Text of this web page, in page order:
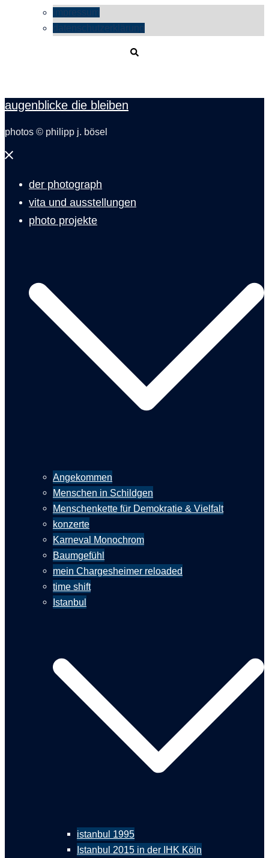
impressum
datenschutzerklärung
augenblicke die bleiben
photos © philipp j. bösel
Menü
der photograph
vita und ausstellungen
photo projekte
Angekommen
Menschen in Schildgen
Menschenkette für Demokratie & Vielfalt
konzerte
Karneval Monochrom
Baumgefühl
mein Chargesheimer reloaded
time shift
Istanbul
istanbul 1995
Istanbul 2015 in der IHK Köln